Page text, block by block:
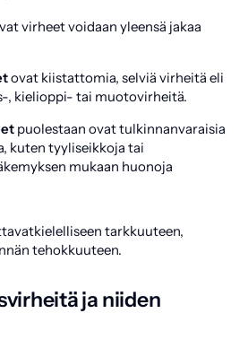
virheet voidaan yleensä jakaa
ovat kiistattomia, selviä virheitä eli
, kielioppi- tai muotovirheitä.
puolestaan ovat tulkinnanvaraisia
kuten tyyliseikkoja tai
mukaan huonoja
tarkkuuteen,
tehokkuuteen.
ja niiden